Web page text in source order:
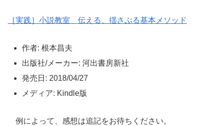
［実践］小説教室 伝える、揺さぶる基本メソッド
作者: 根本昌夫
出版社/メーカー: 河出書房新社
発売日: 2018/04/27
メディア: Kindle版
例によって、感想は追記をお待ちください。